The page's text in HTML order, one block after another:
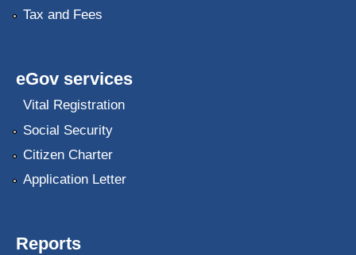
Tax and Fees
eGov services
Vital Registration
Social Security
Citizen Charter
Application Letter
Reports